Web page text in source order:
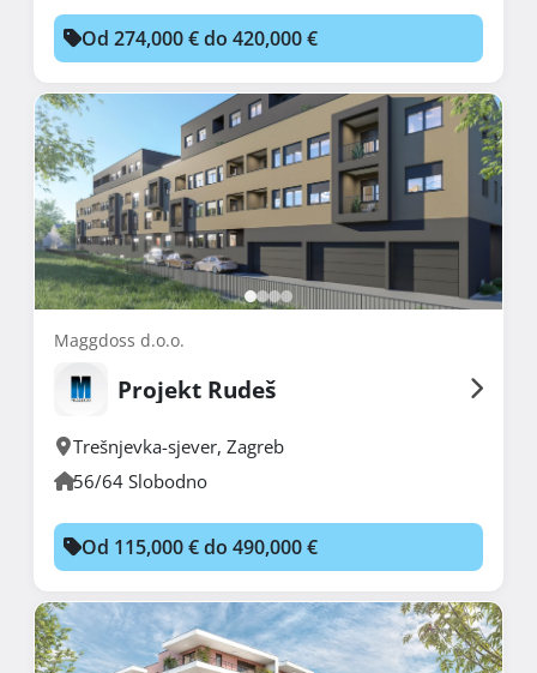
Od 274,000 € do 420,000 €
Maggdoss d.o.o.
Projekt Rudeš
Trešnjevka-sjever, Zagreb
56/64 Slobodno
Od 115,000 € do 490,000 €